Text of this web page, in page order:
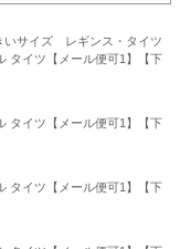
いサイズ レギンス・タイツ
タイツ【メール便可1】【下
タイツ【メール便可1】【下
タイツ【メール便可1】【下